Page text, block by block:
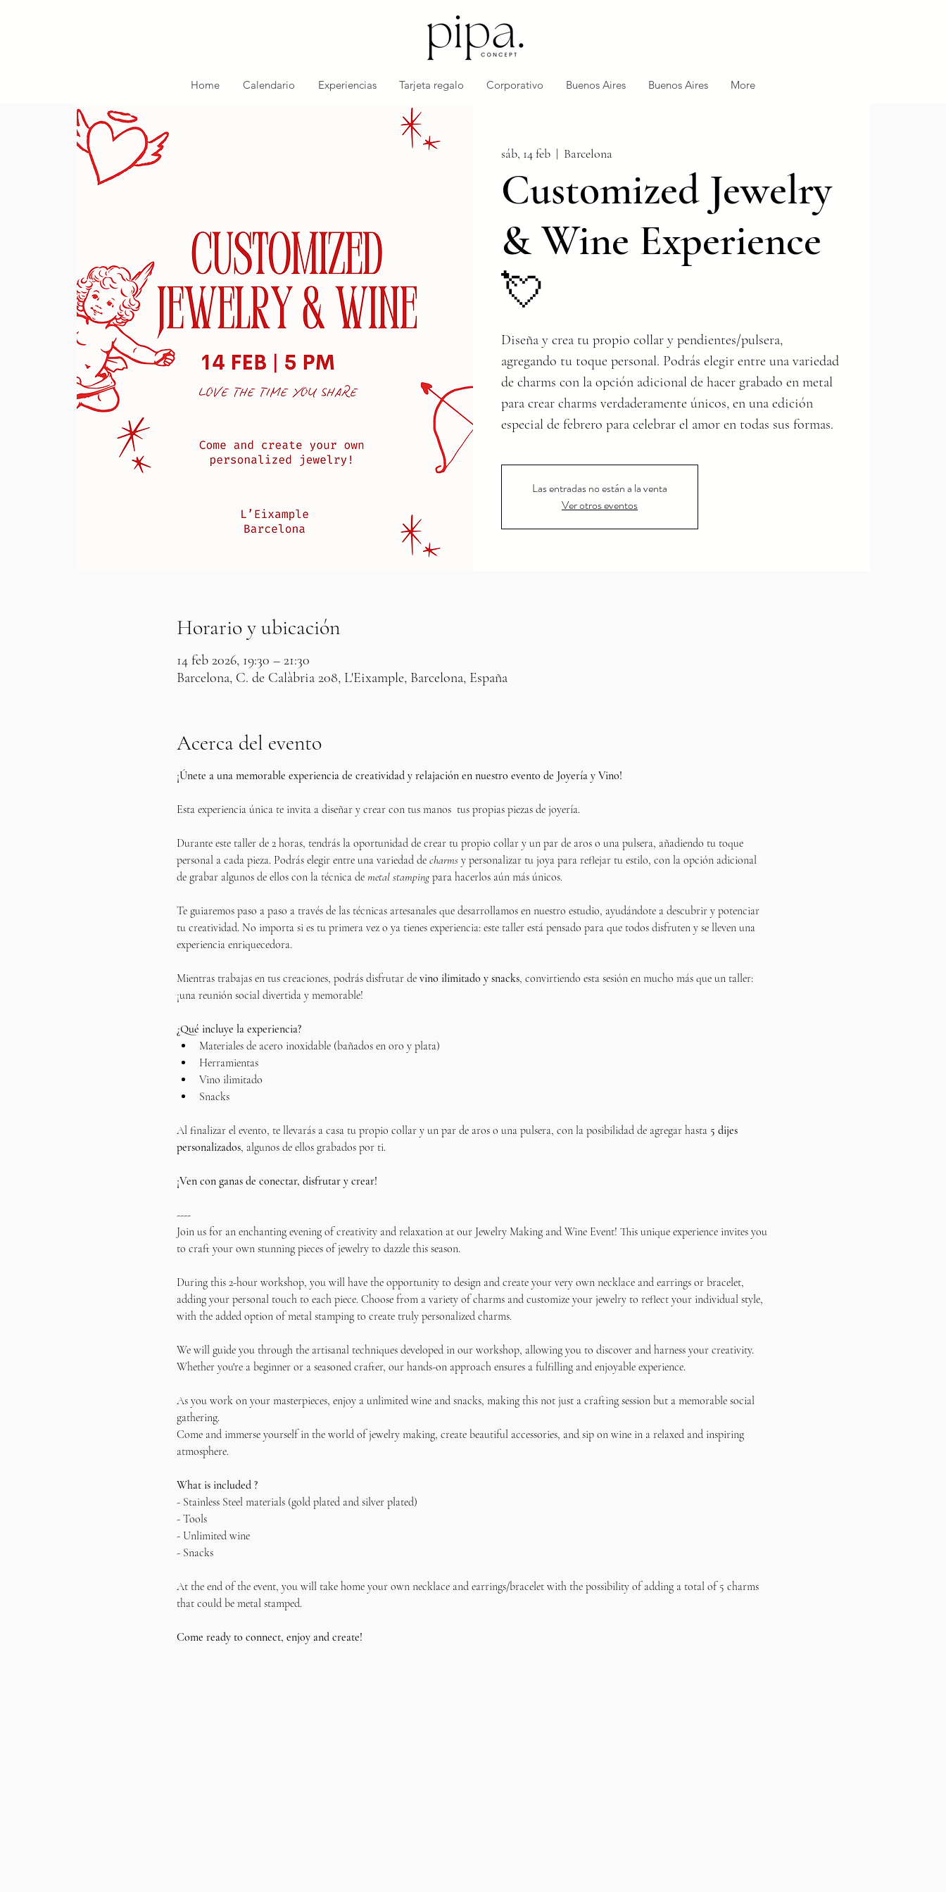
Home Calendario Experiencias Tarjeta regalo Corporativo Buenos Aires Buenos Aires More
sáb, 14 feb
  |
Barcelona
Customized Jewelry
& Wine Experience
💘
Diseña y crea tu propio collar y pendientes/pulsera,
agregando tu toque personal. Podrás elegir entre una variedad
de charms con la opción adicional de hacer grabado en metal
para crear charms verdaderamente únicos, en una edición
especial de febrero para celebrar el amor en todas sus formas.
Las entradas no están a la venta
Ver otros eventos
Horario y ubicación
14 feb 2026, 19:30 – 21:30
Barcelona, C. de Calàbria 208, L'Eixample, Barcelona, España
Acerca del evento
¡Únete a una memorable experiencia de creatividad y relajación en nuestro evento de Joyería y Vino!
Esta experiencia única te invita a diseñar y crear con tus manos  tus propias piezas de joyería.
Durante este taller de 2 horas, tendrás la oportunidad de crear tu propio collar y un par de aros o una pulsera, añadiendo tu toque
personal a cada pieza. Podrás elegir entre una variedad de charms y personalizar tu joya para reflejar tu estilo, con la opción adicional
de grabar algunos de ellos con la técnica de metal stamping para hacerlos aún más únicos.
Te guiaremos paso a paso a través de las técnicas artesanales que desarrollamos en nuestro estudio, ayudándote a descubrir y potenciar
tu creatividad. No importa si es tu primera vez o ya tienes experiencia: este taller está pensado para que todos disfruten y se lleven una
experiencia enriquecedora.
Mientras trabajas en tus creaciones, podrás disfrutar de vino ilimitado y snacks, convirtiendo esta sesión en mucho más que un taller:
¡una reunión social divertida y memorable!
¿Qué incluye la experiencia?
Materiales de acero inoxidable (bañados en oro y plata)
Herramientas
Vino ilimitado
Snacks
Al finalizar el evento, te llevarás a casa tu propio collar y un par de aros o una pulsera, con la posibilidad de agregar hasta 5 dijes
personalizados, algunos de ellos grabados por ti.
¡Ven con ganas de conectar, disfrutar y crear!
----
Join us for an enchanting evening of creativity and relaxation at our Jewelry Making and Wine Event! This unique experience invites you
to craft your own stunning pieces of jewelry to dazzle this season.
During this 2-hour workshop, you will have the opportunity to design and create your very own necklace and earrings or bracelet,
adding your personal touch to each piece. Choose from a variety of charms and customize your jewelry to reflect your individual style,
with the added option of metal stamping to create truly personalized charms.
We will guide you through the artisanal techniques developed in our workshop, allowing you to discover and harness your creativity.
Whether you're a beginner or a seasoned crafter, our hands-on approach ensures a fulfilling and enjoyable experience.
As you work on your masterpieces, enjoy a unlimited wine and snacks, making this not just a crafting session but a memorable social
gathering.
Come and immerse yourself in the world of jewelry making, create beautiful accessories, and sip on wine in a relaxed and inspiring
atmosphere.
What is included ?
- Stainless Steel materials (gold plated and silver plated)
- Tools
- Unlimited wine
- Snacks
At the end of the event, you will take home your own necklace and earrings/bracelet with the possibility of adding a total of 5 charms
that could be metal stamped.
Come ready to connect, enjoy and create!